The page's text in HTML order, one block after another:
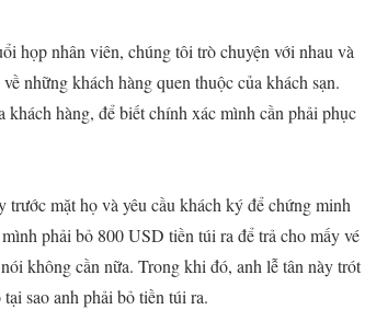
họp nhân viên, chúng tôi trò chuyện với nhau và
những khách hàng quen thuộc của khách sạn.
hàng, để biết chính xác mình cần phải phục
mặt họ và yêu cầu khách ký để chứng minh
phải bỏ 800 USD tiền túi ra để trả cho mấy vé
không cần nữa. Trong khi đó, anh lễ tân này trót
sao anh phải bỏ tiền túi ra.